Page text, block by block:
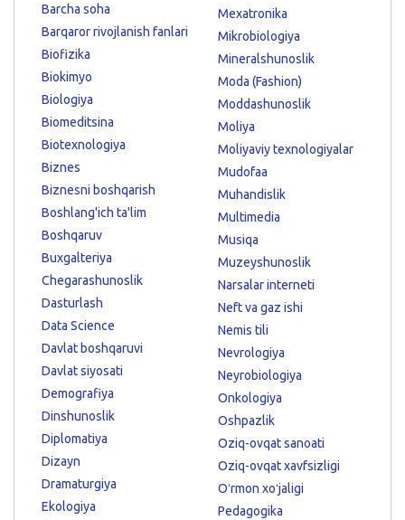
Barcha soha
Barqaror rivojlanish fanlari
Biofizika
Biokimyo
Biologiya
Biomeditsina
Biotexnologiya
Biznes
Biznesni boshqarish
Boshlang'ich ta'lim
Boshqaruv
Buxgalteriya
Chegarashunoslik
Dasturlash
Data Science
Davlat boshqaruvi
Davlat siyosati
Demografiya
Dinshunoslik
Diplomatiya
Dizayn
Dramaturgiya
Ekologiya
Mexatronika
Mikrobiologiya
Mineralshunoslik
Moda (Fashion)
Moddashunoslik
Moliya
Moliyaviy texnologiyalar
Mudofaa
Muhandislik
Multimedia
Musiqa
Muzeyshunoslik
Narsalar interneti
Neft va gaz ishi
Nemis tili
Nevrologiya
Neyrobiologiya
Onkologiya
Oshpazlik
Oziq-ovqat sanoati
Oziq-ovqat xavfsizligi
Oʻrmon xoʻjaligi
Pedagogika